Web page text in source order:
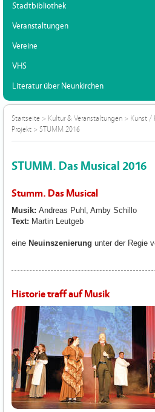
Stadtbibliothek
Veranstaltungen
Vereine
VHS
Literatur über Neunkirchen
Startseite > Kultur & Veranstaltungen > Kunst /
Projekt > STUMM 2016
STUMM. Das Musical 2016
Stumm. Das Musical
Musik: Andreas Puhl, Amby Schillo
Text: Martin Leutgeb
eine Neuinszenierung unter der Regie
Historie traff auf Musik